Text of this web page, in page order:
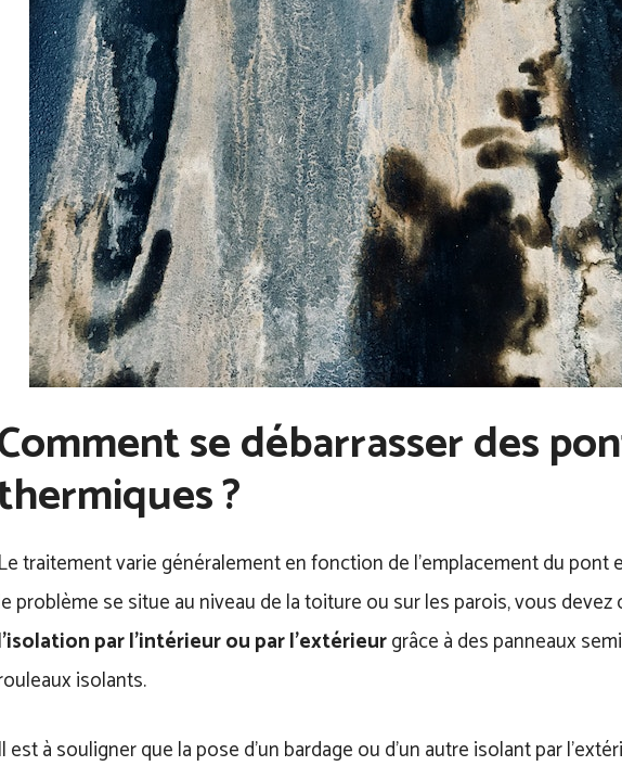
se débarrasser des
?
Le traitement varie généralement en fonction de l’emplacement du pont
problème se situe au niveau de la toiture ou sur les parois, vous
par l’intérieur ou par l’extérieurgrâce à des panneaux
isolants.
Il est à souligner que la pose d’un bardage ou d’un autre isolant par